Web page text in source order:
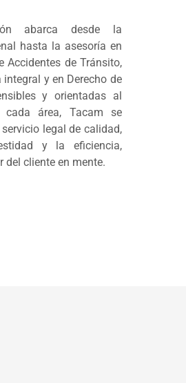
abarca desde la
hasta la asesoría en
Accidentes de Tránsito,
y en Derecho de
y orientadas al
cada área, Tacam se
legal de calidad,
y la eficiencia,
del cliente en mente.